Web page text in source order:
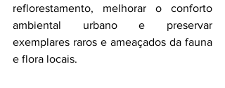
reflorestamento, melhorar o conforto
ambiental urbano e preservar
exemplares raros e ameaçados da fauna
e flora locais.